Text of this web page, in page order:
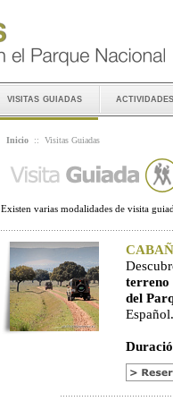
visitas guiadas actividades
Inicio :: Visitas Guiadas
Existen varias modalidades de visita
terreno
del
Español.